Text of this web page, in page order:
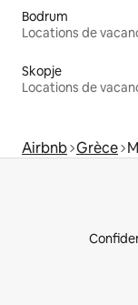
Bodrum
Locations de
Skopje
Locations de
Airbnb Grèce